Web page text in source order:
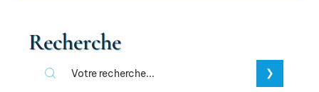
Recherche